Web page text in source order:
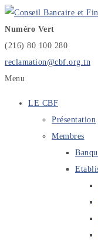
Numéro Vert
(216) 80 100 280
reclamation@cbf.org.tn
Menu
LE CBF
Présentation
Membres